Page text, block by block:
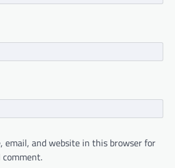
email, and website in this browser for